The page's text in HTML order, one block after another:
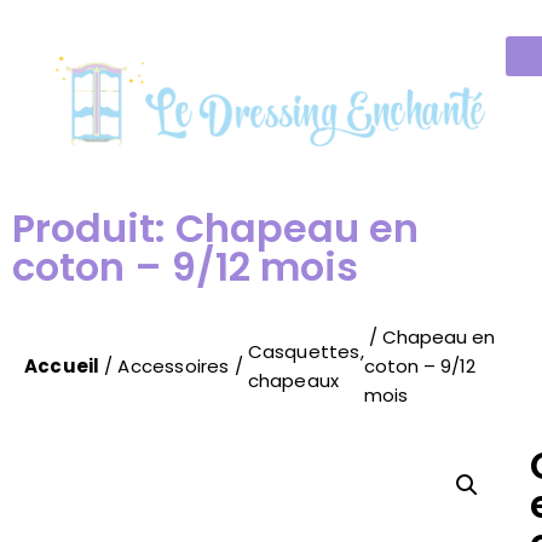
Produit: Chapeau en
coton – 9/12 mois
Accueil /Accessoires /
Casquettes,
chapeaux
/ Chapeau en
coton – 9/12
mois